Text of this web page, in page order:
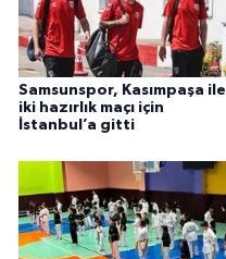
Samsunspor, Kasımpaşa ile
iki hazırlık maçı için
İstanbul’a gitti